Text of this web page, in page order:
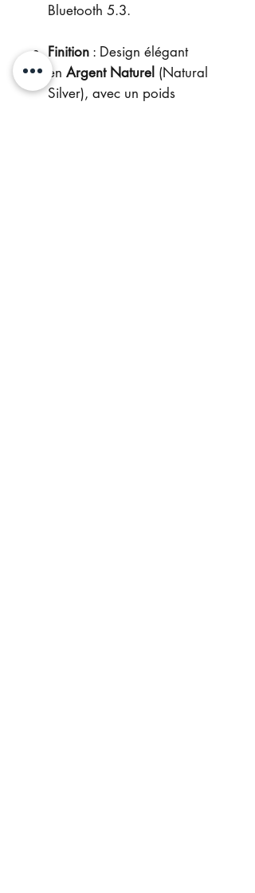
Bluetooth 5.3.
Finition : Design élégant
en Argent Naturel (Natural
Silver), avec un poids